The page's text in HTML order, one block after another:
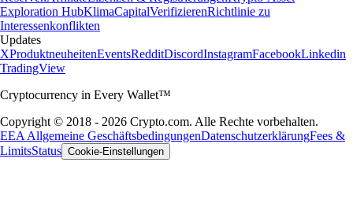
Exploration HubKlimaCapitalVerifizierenRichtlinie zu
Interessenkonflikten
Updates
XProduktneuheitenEventsRedditDiscordInstagramFacebookLinkedin
TradingView
Cryptocurrency in Every Wallet™
Copyright © 2018 - 2026 Crypto.com. Alle Rechte vorbehalten.
EEA Allgemeine GeschäftsbedingungenDatenschutzerklärungFees &
LimitsStatus Cookie-Einstellungen